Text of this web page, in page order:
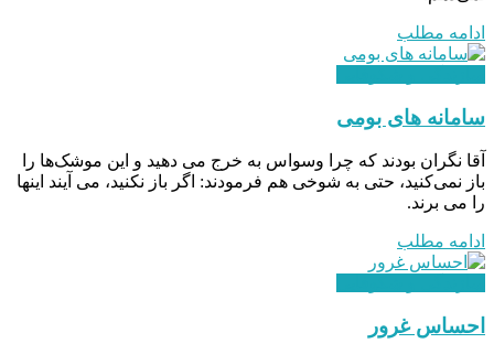
ادامه مطلب
سامانه های بومی
آقا نگران بودند که چرا وسواس به خرج می دهید و این موشک‌ها را
باز نمی‌کنید، حتی به شوخی هم فرمودند: اگر باز نکنید، می آیند اینها
را می برند.
ادامه مطلب
احساس غرور